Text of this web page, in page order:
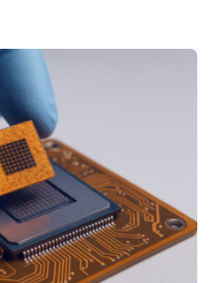
ermöglichen, geleitet von
komprimiert,
Optik und bei
ermöglichen, geleitet von
Institut Josh Caldwell,
und Direktor des
für
der Vanderbilt University,
vom Fritz-Haber-Institut
Forschungsprojekt, das…